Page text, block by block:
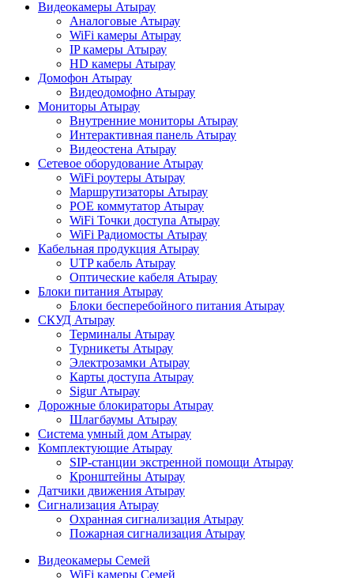
Видеокамеры Атырау
Аналоговые Атырау
WiFi камеры Атырау
IP камеры Атырау
HD камеры Атырау
Домофон Атырау
Видеодомофно Атырау
Мониторы Атырау
Внутренние мониторы Атырау
Интерактивная панель Атырау
Видеостена Атырау
Сетевое оборудование Атырау
WiFi роутеры Атырау
Маршрутизаторы Атырау
POE коммутатор Атырау
WiFi Точки доступа Атырау
WiFi Радиомосты Атырау
Кабельная продукция Атырау
UTP кабель Атырау
Оптические кабеля Атырау
Блоки питания Атырау
Блоки бесперебойного питания Атырау
СКУД Атырау
Терминалы Атырау
Турникеты Атырау
Электрозамки Атырау
Карты доступа Атырау
Sigur Атырау
Дорожные блокираторы Атырау
Шлагбаумы Атырау
Система умный дом Атырау
Комплектующие Атырау
SIP-станции экстренной помощи Атырау
Кронштейны Атырау
Датчики движения Атырау
Сигнализация Атырау
Охранная сигнализация Атырау
Пожарная сигнализация Атырау
Видеокамеры Семей
WiFi камеры Семей